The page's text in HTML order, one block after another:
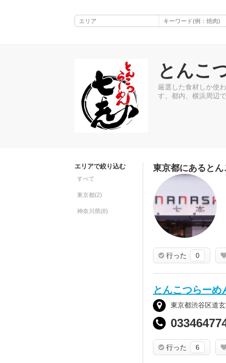
とんこ
厳選した食材しか使
す。都内、横浜周辺
エリアで絞り込む
すべて
東京都(2)
神奈川県(8)
東京都にあると
行った 0
とんこつらー
東京都渋谷区道
行った 6